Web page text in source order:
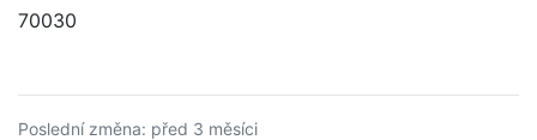
70030
Poslední změna: před 3 měsíci